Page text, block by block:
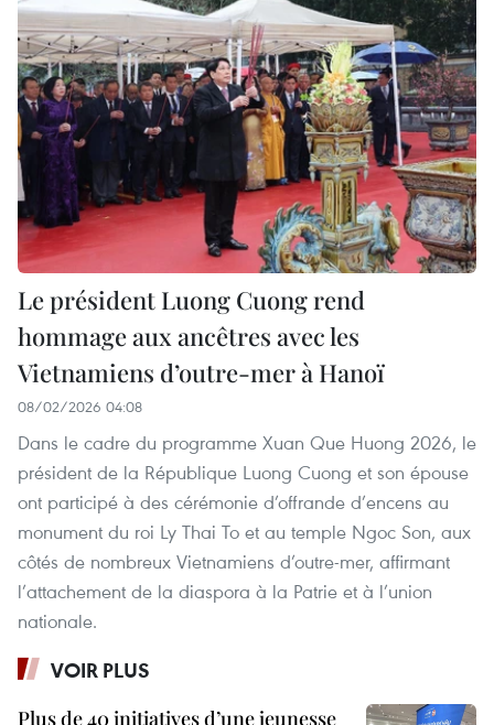
Le président Luong Cuong rend
hommage aux ancêtres avec les
Vietnamiens d’outre-mer à Hanoï
08/02/2026 04:08
Dans le cadre du programme Xuan Que Huong 2026, le
président de la République Luong Cuong et son épouse
ont participé à des cérémonie d’offrande d’encens au
monument du roi Ly Thai To et au temple Ngoc Son, aux
côtés de nombreux Vietnamiens d’outre-mer, affirmant
l’attachement de la diaspora à la Patrie et à l’union
nationale.
VOIR PLUS
Plus de 40 initiatives d’une jeunesse